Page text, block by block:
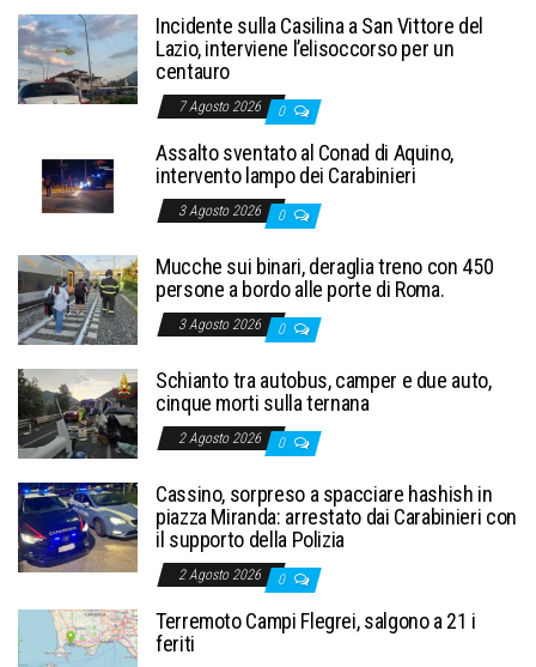
Incidente sulla Casilina a San Vittore del
Lazio, interviene l’elisoccorso per un
centauro
7 Agosto 2026 0
Assalto sventato al Conad di Aquino,
intervento lampo dei Carabinieri
3 Agosto 2026 0
Mucche sui binari, deraglia treno con 450
persone a bordo alle porte di Roma.
3 Agosto 2026 0
Schianto tra autobus, camper e due auto,
cinque morti sulla ternana
2 Agosto 2026 0
Cassino, sorpreso a spacciare hashish in
piazza Miranda: arrestato dai Carabinieri con
il supporto della Polizia
2 Agosto 2026 0
Terremoto Campi Flegrei, salgono a 21 i
feriti